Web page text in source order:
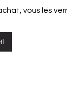
vous les